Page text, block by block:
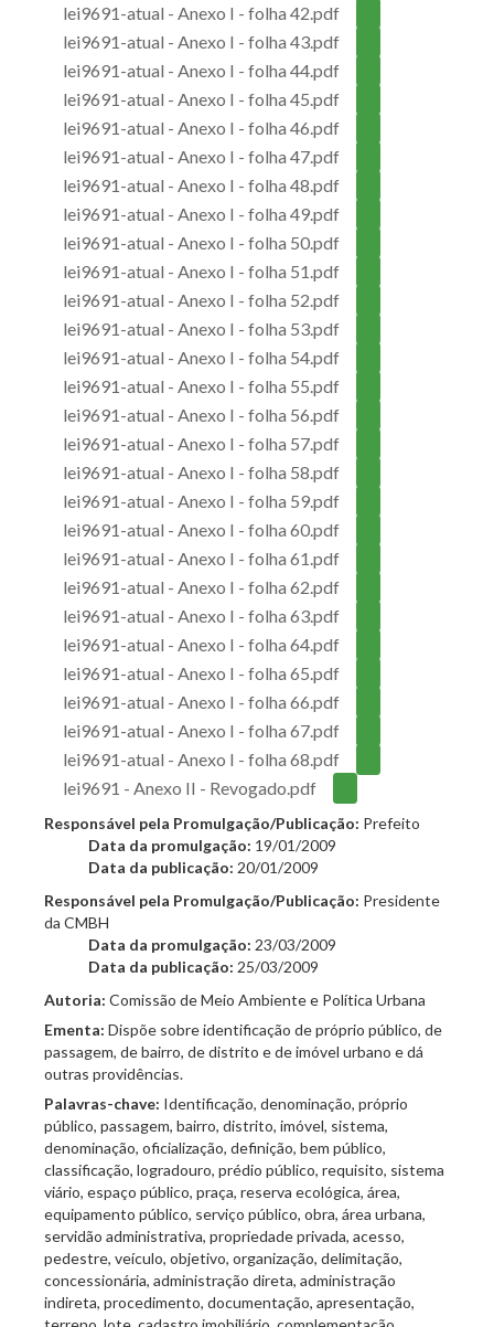
lei9691-atual - Anexo I - folha 42.pdf
lei9691-atual - Anexo I - folha 43.pdf
lei9691-atual - Anexo I - folha 44.pdf
lei9691-atual - Anexo I - folha 45.pdf
lei9691-atual - Anexo I - folha 46.pdf
lei9691-atual - Anexo I - folha 47.pdf
lei9691-atual - Anexo I - folha 48.pdf
lei9691-atual - Anexo I - folha 49.pdf
lei9691-atual - Anexo I - folha 50.pdf
lei9691-atual - Anexo I - folha 51.pdf
lei9691-atual - Anexo I - folha 52.pdf
lei9691-atual - Anexo I - folha 53.pdf
lei9691-atual - Anexo I - folha 54.pdf
lei9691-atual - Anexo I - folha 55.pdf
lei9691-atual - Anexo I - folha 56.pdf
lei9691-atual - Anexo I - folha 57.pdf
lei9691-atual - Anexo I - folha 58.pdf
lei9691-atual - Anexo I - folha 59.pdf
lei9691-atual - Anexo I - folha 60.pdf
lei9691-atual - Anexo I - folha 61.pdf
lei9691-atual - Anexo I - folha 62.pdf
lei9691-atual - Anexo I - folha 63.pdf
lei9691-atual - Anexo I - folha 64.pdf
lei9691-atual - Anexo I - folha 65.pdf
lei9691-atual - Anexo I - folha 66.pdf
lei9691-atual - Anexo I - folha 67.pdf
lei9691-atual - Anexo I - folha 68.pdf
lei9691 - Anexo II - Revogado.pdf
Responsável pela Promulgação/Publicação: Prefeito
Data da promulgação: 19/01/2009
Data da publicação: 20/01/2009
Responsável pela Promulgação/Publicação: Presidente
da CMBH
Data da promulgação: 23/03/2009
Data da publicação: 25/03/2009
Autoria: Comissão de Meio Ambiente e Política Urbana
Ementa: Dispõe sobre identificação de próprio público, de
passagem, de bairro, de distrito e de imóvel urbano e dá
outras providências.
Palavras-chave: Identificação, denominação, próprio
público, passagem, bairro, distrito, imóvel, sistema,
denominação, oficialização, definição, bem público,
classificação, logradouro, prédio público, requisito, sistema
viário, espaço público, praça, reserva ecológica, área,
equipamento público, serviço público, obra, área urbana,
servidão administrativa, propriedade privada, acesso,
pedestre, veículo, objetivo, organização, delimitação,
concessionária, administração direta, administração
indireta, procedimento, documentação, apresentação,